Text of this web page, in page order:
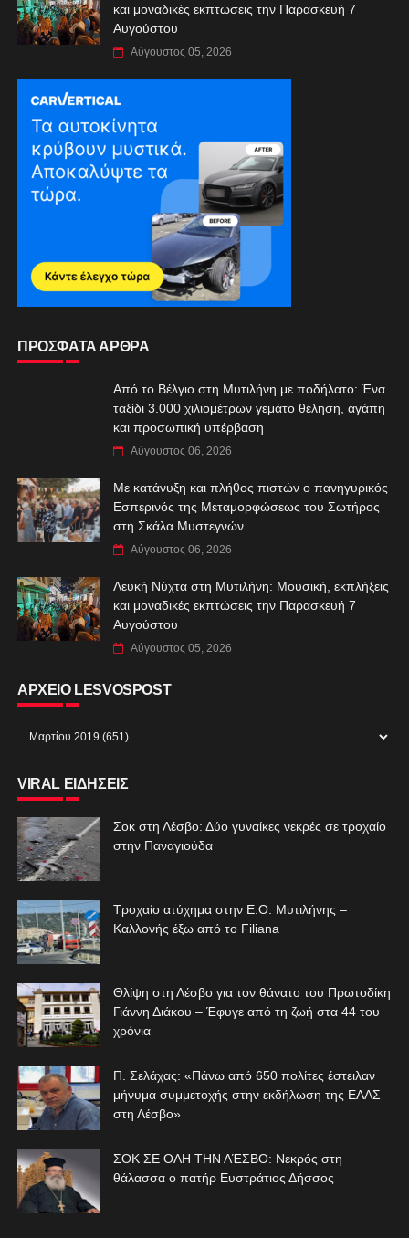
και μοναδικές εκπτώσεις την Παρασκευή 7
Αυγούστου
Αύγουστος 05, 2026
ΠΡΟΣΦΑΤΑ ΑΡΘΡΑ
Από το Βέλγιο στη Μυτιλήνη με ποδήλατο: Ένα
ταξίδι 3.000 χιλιομέτρων γεμάτο θέληση, αγάπη
και προσωπική υπέρβαση
Αύγουστος 06, 2026
Με κατάνυξη και πλήθος πιστών ο πανηγυρικός
Εσπερινός της Μεταμορφώσεως του Σωτήρος
στη Σκάλα Μυστεγνών
Αύγουστος 06, 2026
Λευκή Νύχτα στη Μυτιλήνη: Μουσική, εκπλήξεις
και μοναδικές εκπτώσεις την Παρασκευή 7
Αυγούστου
Αύγουστος 05, 2026
ΑΡΧΕΙΟ LESVOSPOST
VIRAL ΕΙΔΗΣΕΙΣ
Σοκ στη Λέσβο: Δύο γυναίκες νεκρές σε τροχαίο
στην Παναγιούδα
Τροχαίο ατύχημα στην Ε.Ο. Μυτιλήνης –
Καλλονής έξω από το Filiana
Θλίψη στη Λέσβο για τον θάνατο του Πρωτοδίκη
Γιάννη Διάκου – Έφυγε από τη ζωή στα 44 του
χρόνια
Π. Σελάχας: «Πάνω από 650 πολίτες έστειλαν
μήνυμα συμμετοχής στην εκδήλωση της ΕΛΑΣ
στη Λέσβο»
ΣΟΚ ΣΕ ΟΛΗ ΤΗΝ ΛΈΣΒΟ: Νεκρός στη
θάλασσα ο πατήρ Ευστράτιος Δήσσος